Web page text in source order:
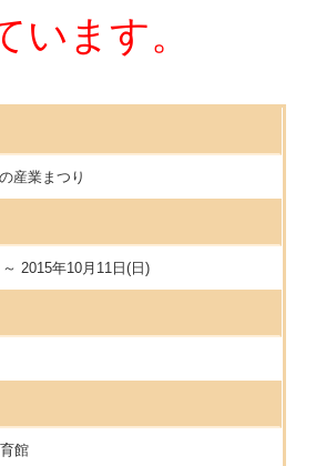
います。
産業まつり
2015年10月11日(日)
館